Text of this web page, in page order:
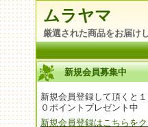
ムラヤマ
厳選された商品をお届け
新規会員募集中
新規会員登録して頂くと１
０ポイントプレゼント中
新規会員登録はこちらをク